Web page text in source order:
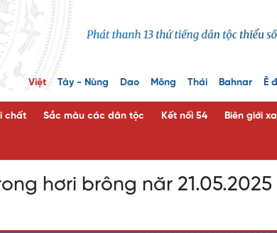
Việt Tày - Nùng Dao Mông Thái Bahnar Ê
chất Sắc màu các dân tộc Kết nối 54 Biên giới
hơri brông năr 21.05.2025